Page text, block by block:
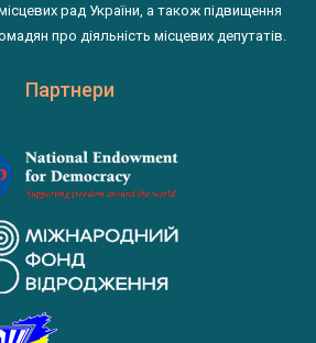
рад України, а також підвищення
про діяльність місцевих депутатів.
Партнери